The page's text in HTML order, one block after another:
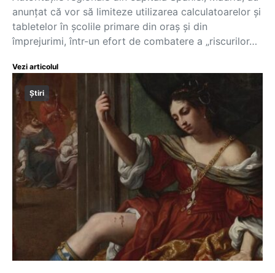
anunțat că vor să limiteze utilizarea calculatoarelor și
tabletelor în școlile primare din oraș și din
împrejurimi, într-un efort de combatere a „riscurilor…
Vezi articolul
Știri